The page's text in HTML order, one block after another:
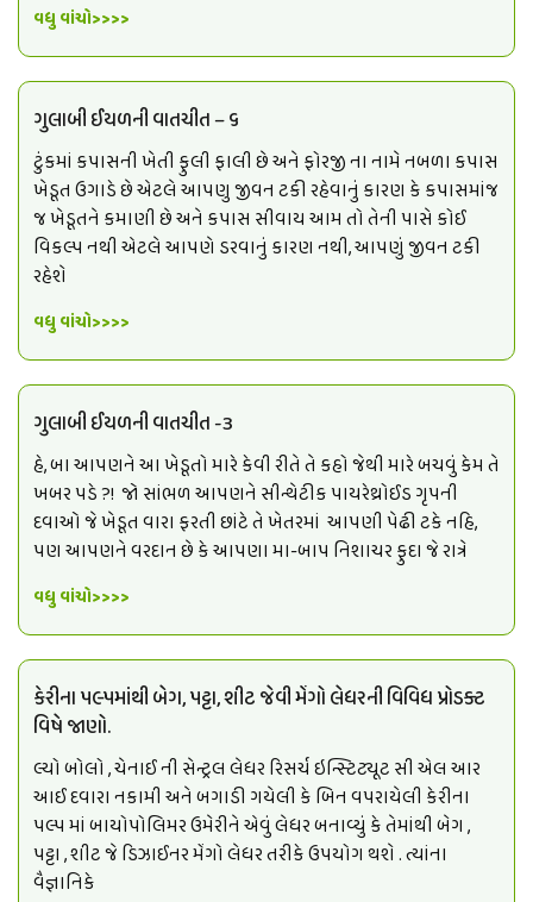
વધુ વાંચો>>>>
ગુલાબી ઈયળની વાતચીત – ૬
ટુંકમાં કપાસની ખેતી ફુલી ફાલી છે અને ફોરજી ના નામે નબળા કપાસ
ખેડૂત ઉગાડે છે એટલે આપણુ જીવન ટકી રહેવાનું કારણ કે કપાસમાંજ
જ ખેડૂતને કમાણી છે અને કપાસ સીવાય આમ તો તેની પાસે કોઈ
વિકલ્પ નથી એટલે આપણે ડરવાનું કારણ નથી, આપણું જીવન ટકી
રહેશે
વધુ વાંચો>>>>
ગુલાબી ઈયળની વાતચીત -3
હે, બા આપણને આ ખેડૂતો મારે કેવી રીતે તે કહો જેથી મારે બચવું કેમ તે
ખબર પડે ?! જો સાંભળ આપણને સીન્થેટીક પાયરેથ્રોઈડ ગૃપની
દવાઓ જે ખેડૂત વારા ફરતી છાંટે તે ખેતરમાં આપણી પેઢી ટકે નહિ,
પણ આપણને વરદાન છે કે આપણા મા-બાપ નિશાચર ફુદા જે રાત્રે
વધુ વાંચો>>>>
કેરીના પલ્પમાંથી બેગ, પટ્ટા, શીટ જેવી મેંગો લેધરની વિવિધ પ્રોડક્ટ
વિષે જાણો.
લ્યો બોલો , ચેનાઈ ની સેન્ટ્રલ લેધર રિસર્ચ ઇન્સ્ટિટ્યૂટ સી એલ આર
આઈ દવારા નકામી અને બગાડી ગયેલી કે બિન વપરાયેલી કેરીના
પલ્પ માં બાયોપોલિમર ઉમેરીને એવું લેધર બનાવ્યું કે તેમાંથી બેગ ,
પટ્ટા , શીટ જે ડિઝાઈનર મેંગો લેધર તરીકે ઉપયોગ થશે . ત્યાંના
વૈજ્ઞાનિકે